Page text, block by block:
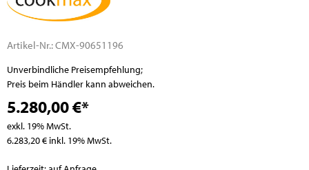
Artikel-Nr.:CMX-90651196
Unverbindliche Preisempfehlung;
Preis beim Händler kann abweichen.
5.280,00 €*
exkl. 19% MwSt.
6.283,20 € inkl. 19% MwSt.